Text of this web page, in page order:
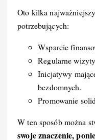
Oto kilka
potrzebujących:
Wsparcie
Regularne
Inicjatywy
bezdomnych.
Promowanie
W ten sposób można
swoje znaczenie,